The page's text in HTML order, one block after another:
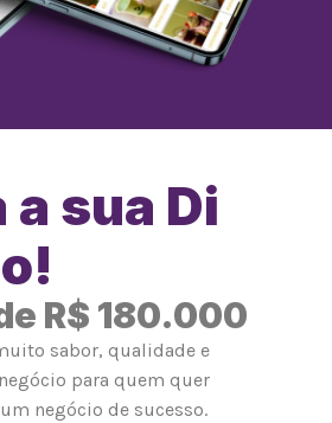
a sua Di
R$ 180.000
sabor, qualidade e
para quem quer
negócio de sucesso.